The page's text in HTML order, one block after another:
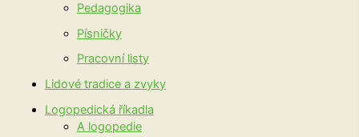
Pedagogika
Písničky
Pracovní listy
Lidové tradice a zvyky
Logopedická říkadla
A logopedie